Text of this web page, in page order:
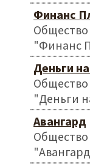
Финанс
Общество
"Финанс
Деньги
Общество
"Деньги
Авангард
Общество